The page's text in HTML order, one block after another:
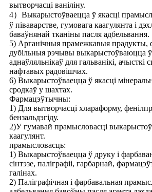
вытворчасці ваніліну.
4）Выкарыстоўваецца ў якасці
ў піваварстве, гумовага каагулянта і
баваўнянай тканіны пасля адбельвання.
5) Арганічныя прамежкавыя прадукты,
дубільныя рэчывы выкарыстоўваюцца ў
аднаўляльнікаў для гальванікі, ачысткі
нафтавых радовішчах.
6) Выкарыстоўваецца ў якасці
сродкаў у шахтах.
Фармацэўтычны:
1) Для вытворчасці хлараформу,
бензальдэгіду.
2)У гумавай прамысловасці
каагулянт.
прамысловасць:
1) Выкарыстоўваецца ў друку і
сінтэзе, паліграфіі, гарбарнай,
галінах.
2) Паліграфічная і фарбавальная